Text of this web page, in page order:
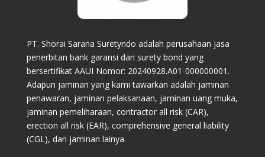
PT. Shorai Sarana Suretyndo adalah perusahaan jasa
penerbitan bank garansi dan surety bond yang
bersertifikat AAUI Nomor: 20240928.A01-000000001.
Adapun jaminan yang kami tawarkan adalah jaminan
penawaran, jaminan pelaksanaan, jaminan uang muka,
jaminan pemeliharaan, contractor all risk (CAR),
erection all risk (EAR), comprehensive general liability
(CGL), dan jaminan lainya.